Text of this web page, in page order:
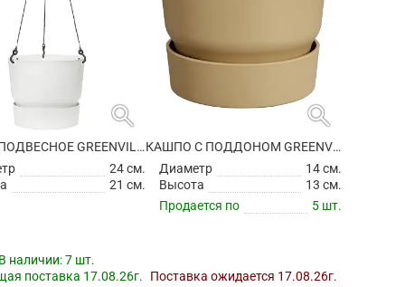
search
КАШПО ПОДВЕСНОЕ GREENVILLE HANGING BASKET WHITE
24 см.
21 см.
наличии:7 шт.
поставка 17.08.26г.
search
КАШПО С ПОДДОНОМ GREENVILLE ROUND GOLDEN SAND
Диаметр
14 см.
Высота
13 см.
Продается по
5 шт.
Поставка ожидается 17.08.26г.